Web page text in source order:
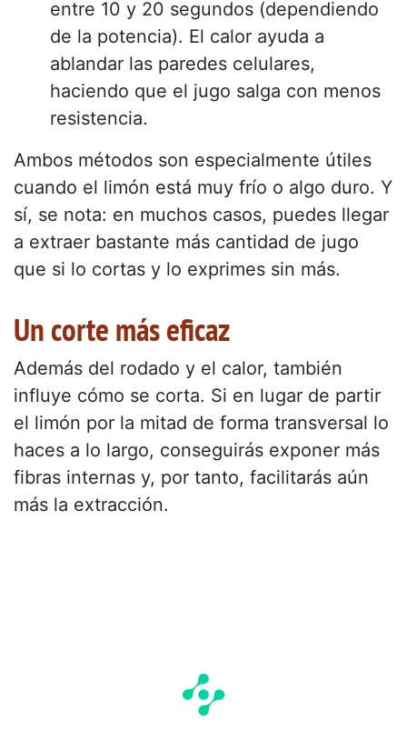
entre 10 y 20 segundos (dependiendo
de la potencia). El calor ayuda a
ablandar las paredes celulares,
haciendo que el jugo salga con menos
resistencia.
Ambos métodos son especialmente útiles
cuando el limón está muy frío o algo duro. Y
sí, se nota: en muchos casos, puedes llegar
a extraer bastante más cantidad de jugo
que si lo cortas y lo exprimes sin más.
Un corte más eficaz
Además del rodado y el calor, también
influye cómo se corta. Si en lugar de partir
el limón por la mitad de forma transversal lo
haces a lo largo, conseguirás exponer más
fibras internas y, por tanto, facilitarás aún
más la extracción.